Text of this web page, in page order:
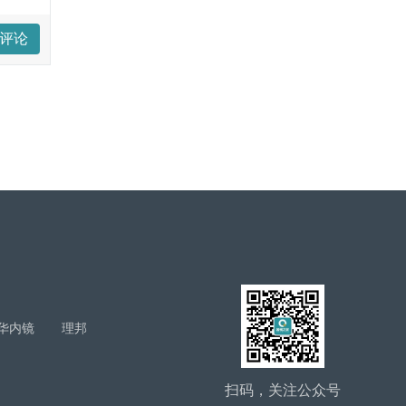
论
内镜 理邦
扫码，关注公众号